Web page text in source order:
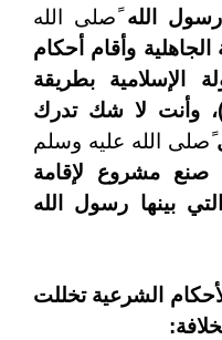
رسول اللهًصلى الله
وأقام أحكام
الإسلامية بطريقة
وأنت لا شك تدرك
ًصلى الله عليه وسلم
صنع مشروع لإقامة
بينها رسول الله
الشرعية تخللت